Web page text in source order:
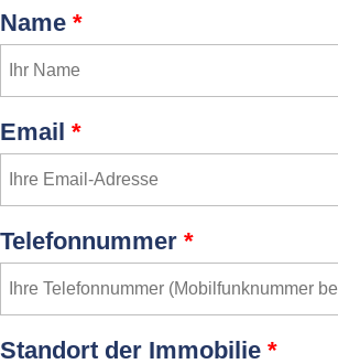
Name *
Email *
Telefonnummer *
Standort der Immobilie *